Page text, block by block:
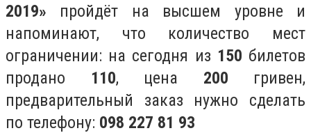
2019» пройдёт на высшем уровне и
напоминают, что количество мест
ограничении: на сегодня из 150 билетов
продано 110, цена 200 гривен,
предварительный заказ нужно сделать
по телефону: 098 227 81 93